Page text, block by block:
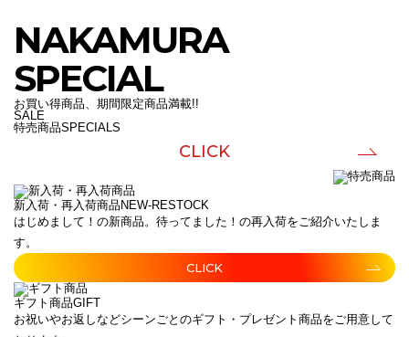
NAKAMURA
SPECIAL
お買い得商品、期間限定商品満載!!
SALE
特売商品SPECIALS
CLICK
新入荷・再入荷商品 NEW-RESTOCK
はじめまして！の新商品。待ってました！の再入荷をご紹介いたしま
す。
CLICK
ギフト商品GIFT
お祝いやお返しなどシーンごとのギフト・プレゼント商品をご用意して